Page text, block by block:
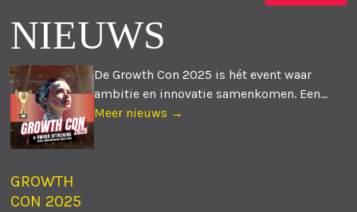
NIEUWS
GROWTH
CON 2025
De Growth Con 2025 is hét event waar
ambitie en innovatie samenkomen. Een...
Meer nieuws →